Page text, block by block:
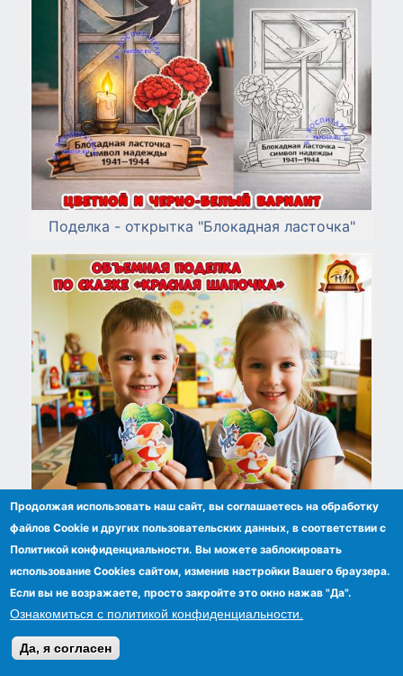
Поделка - открытка "Блокадная ласточка"
Объемная поделка по сказке Ш. Перро
«Красная Шапочка» ко Дню рождения
французского сказочника — 12 января
Продолжая использовать наш сайт, вы соглашаетесь на обработку
файлов Сookie и других пользовательских данных, в соответствии с
Политикой конфиденциальности. Вы можете заблокировать
использование Cookies сайтом, изменив настройки Вашего браузера.
Если вы не возражаете, просто закройте это окно нажав "Да".
Ознакомиться с политикой конфиденциальности.
Да, я согласен